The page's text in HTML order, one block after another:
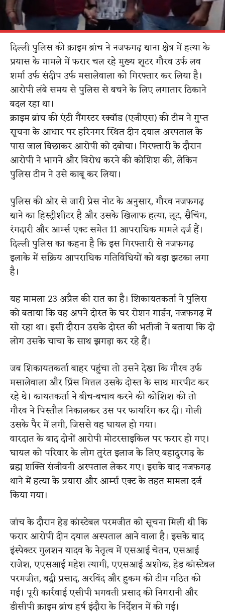
दिल्ली पुलिस की क्राइम ब्रांच ने नजफगढ़ थाना क्षेत्र में हत्या के
प्रयास के मामले में फरार चल रहे मुख्य शूटर गौरव उर्फ लव
शर्मा उर्फ संदीप उर्फ मसालेवाला को गिरफ्तार कर लिया है।
आरोपी लंबे समय से पुलिस से बचने के लिए लगातार ठिकाने
बदल रहा था।
क्राइम ब्रांच की एंटी गैंगस्टर स्क्वॉड (एजीएस) की टीम ने गुप्त
सूचना के आधार पर हरिनगर स्थित दीन दयाल अस्पताल के
पास जाल बिछाकर आरोपी को दबोचा। गिरफ्तारी के दौरान
आरोपी ने भागने और विरोध करने की कोशिश की, लेकिन
पुलिस टीम ने उसे काबू कर लिया।
पुलिस की ओर से जारी प्रेस नोट के अनुसार, गौरव नजफगढ़
थाने का हिस्ट्रीशीटर है और उसके खिलाफ हत्या, लूट, स्नैचिंग,
रंगदारी और आर्म्स एक्ट समेत 11 आपराधिक मामले दर्ज हैं।
दिल्ली पुलिस का कहना है कि इस गिरफ्तारी से नजफगढ़
इलाके में सक्रिय आपराधिक गतिविधियों को बड़ा झटका लगा
है।
यह मामला 23 अप्रैल की रात का है। शिकायतकर्ता ने पुलिस
को बताया कि वह अपने दोस्त के घर रोशन गार्डन, नजफगढ़ में
सो रहा था। इसी दौरान उसके दोस्त की भतीजी ने बताया कि दो
लोग उसके चाचा के साथ झगड़ा कर रहे हैं।
जब शिकायतकर्ता बाहर पहुंचा तो उसने देखा कि गौरव उर्फ
मसालेवाला और प्रिंस मित्तल उसके दोस्त के साथ मारपीट कर
रहे थे। कायतकर्ता ने बीच-बचाव करने की कोशिश की तो
गौरव ने पिस्तौल निकालकर उस पर फायरिंग कर दी। गोली
उसके पैर में लगी, जिससे वह घायल हो गया।
वारदात के बाद दोनों आरोपी मोटरसाइकिल पर फरार हो गए।
घायल को परिवार के लोग तुरंत इलाज के लिए बहादुरगढ़ के
ब्रह्म शक्ति संजीवनी अस्पताल लेकर गए। इसके बाद नजफगढ़
थाने में हत्या के प्रयास और आर्म्स एक्ट के तहत मामला दर्ज
किया गया।
जांच के दौरान हेड कांस्टेबल परमजीत को सूचना मिली थी कि
फरार आरोपी दीन दयाल अस्पताल आने वाला है। इसके बाद
इंस्पेक्टर गुलशन यादव के नेतृत्व में एसआई चेतन, एसआई
राजेश, एएसआई महेश त्यागी, एएसआई अशोक, हेड कांस्टेबल
परमजीत, बद्री प्रसाद, अरविंद और हुकम की टीम गठित की
गई। पूरी कार्रवाई एसीपी भगवती प्रसाद की निगरानी और
डीसीपी क्राइम ब्रांच हर्ष इंदौरा के निर्देशन में की गई।